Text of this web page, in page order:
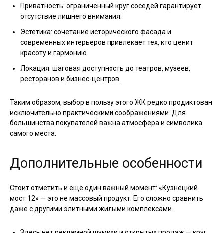
Приватность: ограниченный круг соседей гарантирует
отсутствие лишнего внимания.
Эстетика: сочетание исторического фасада и
современных интерьеров привлекает тех, кто ценит
красоту и гармонию.
Локация: шаговая доступность до театров, музеев,
ресторанов и бизнес-центров.
Таким образом, выбор в пользу этого ЖК редко продиктован
исключительно практическими соображениями. Для
большинства покупателей важна атмосфера и символика
самого места.
Дополнительные особенности
Стоит отметить и ещё один важный момент: «Кузнецкий
мост 12» — это не массовый продукт. Его сложно сравнить
даже с другими элитными жилыми комплексами.